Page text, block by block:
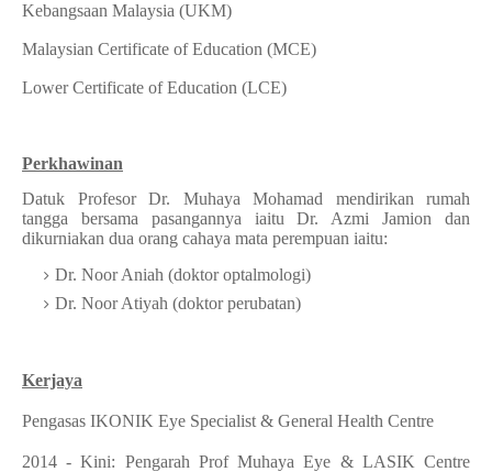
Kebangsaan Malaysia (UKM)
Malaysian Certificate of Education (MCE)
Lower Certificate of Education (LCE)
Perkhawinan
Datuk Profesor Dr. Muhaya Mohamad mendirikan rumah
tangga bersama pasangannya iaituDr. Azmi Jamion dan
dikurniakan dua orang cahaya mata perempuan iaitu:
Dr. Noor Aniah (doktor optalmologi)
Dr. Noor Atiyah (doktor perubatan)
Kerjaya
Pengasas IKONIK Eye Specialist & General Health Centre
2014 - Kini: Pengarah Prof Muhaya Eye & LASIK Centre